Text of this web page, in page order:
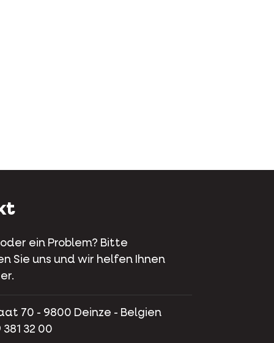
ein Problem? Bitte
Sie uns und wir helfen Ihnen
70 - 9800 Deinze - Belgien
32 00